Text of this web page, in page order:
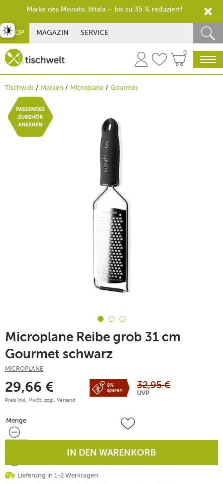
SHOP MAGAZIN SERVICE
0
Tischwelt Marken Microplane Gourmet
Microplane Reibe grob 31 cm
Gourmet schwarz
MICROPLANE
29,66 €
Preis inkl. MwSt. zzgl. Versand
9%
sparen
32,95 €
UVP
Menge
Menge
IN DEN WARENKORB
Lieferung in 1-2 Werktagen
umschalten
Marke des Monats: Iittala – bis zu 35 % reduziert!